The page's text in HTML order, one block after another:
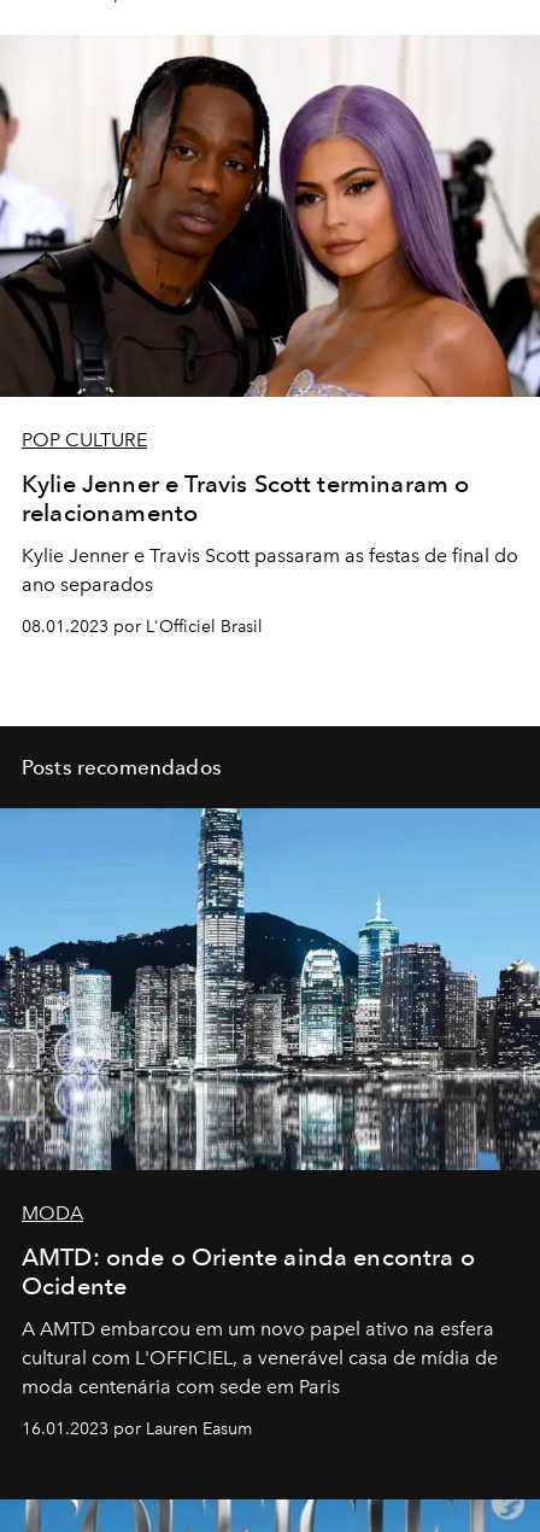
POP CULTURE
Kylie Jenner e Travis Scott terminaram o
relacionamento
Kylie Jenner e Travis Scott passaram as festas de final do
ano separados
08.01.2023 por L'Officiel Brasil
Posts recomendados
MODA
AMTD: onde o Oriente ainda encontra o
Ocidente
A AMTD embarcou em um novo papel ativo na esfera
cultural com L'OFFICIEL, a venerável casa de mídia de
moda centenária com sede em Paris
16.01.2023 por Lauren Easum